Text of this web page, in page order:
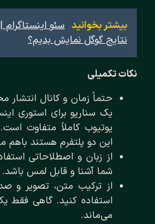
بیشتر بخوانید سئو
نتایج گوگل نمایش بدیم؟
نکات تکمیلی
حتماً زمان و کانال انتشار
یک سناریو برای استوری
یوتیوب کاملاً متفاوت
این دو پلتفرم هستند باهم
از زبان و اصطلاحاتی
شما آشنا و قابل لمس باشد.
از ترکیب متن، تصویر و
استفاده کنید. گاهی فقط
می‌ماند.